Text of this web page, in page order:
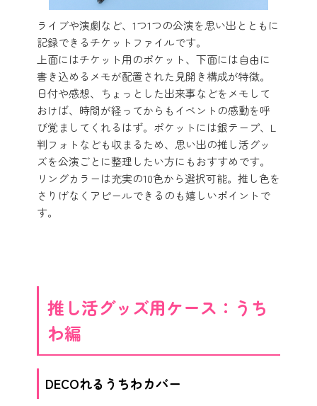
ライブや演劇など、1つ1つの公演を思い出とともに
記録できるチケットファイルです。
上面にはチケット用のポケット、下面には自由に
書き込めるメモが配置された見開き構成が特徴。
日付や感想、ちょっとした出来事などをメモして
おけば、時間が経ってからもイベントの感動を呼
び覚ましてくれるはず。ポケットには銀テープ、L
判フォトなども収まるため、思い出の推し活グッ
ズを公演ごとに整理したい方にもおすすめです。
リングカラーは充実の10色から選択可能。推し色を
さりげなくアピールできるのも嬉しいポイントで
す。
推し活グッズ用ケース：うち
わ編
DECOれるうちわカバー